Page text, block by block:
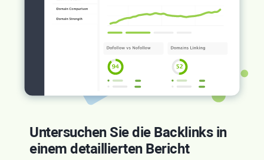
Untersuchen Sie die Backlinks in
einem detaillierten Bericht